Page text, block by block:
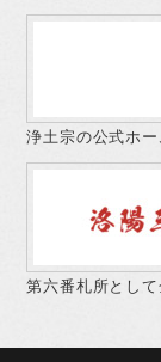
浄土宗の公式ホー
第六番札所とし